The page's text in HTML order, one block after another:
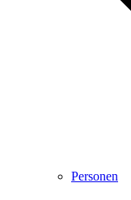
Personen